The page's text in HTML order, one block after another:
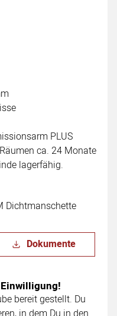
PLUS
ca. 24 Monate
lagerfähig.
Dichtmanschette
Dokumente
bereit gestellt. Du